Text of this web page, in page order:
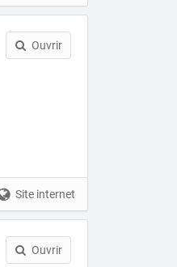
Ouvrir
Site internet
Ouvrir